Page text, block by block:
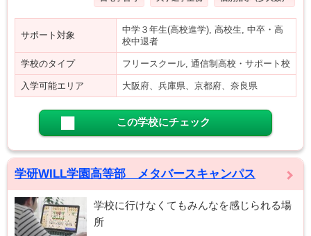
サポート対象
中学３年生(高校進学), 高校生, 中卒・高
校中退者
学校のタイプ フリースクール, 通信制高校・サポート校
入学可能エリア 大阪府、兵庫県、京都府、奈良県
この学校にチェック
学研WILL学園高等部 メタバースキャンパス
学校に行けなくてもみんなを感じられる場
所